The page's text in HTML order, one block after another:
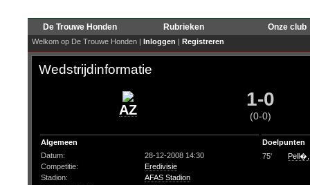
De Trouwe Honden Rubrieken Onze club
Welkom op De Trouwe Honden | Inloggen | Registreren
Wedstrijdinformatie
AZ 1-0
(0-0)
Algemeen
Datum:
28-12-2008 14:30
Competitie:
Eredivisie
Stadion:
AFAS Stadion
Doelpunten
75'
Pell�,